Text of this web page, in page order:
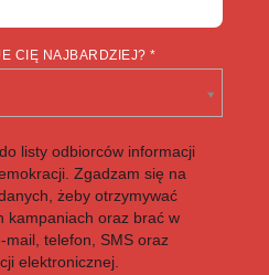
CIĘ NAJBARDZIEJ? *
listy odbiorców informacji
Zgadzam się na
żeby otrzymywać
kampaniach oraz brać w
mail, telefon, SMS oraz
elektronicznej.